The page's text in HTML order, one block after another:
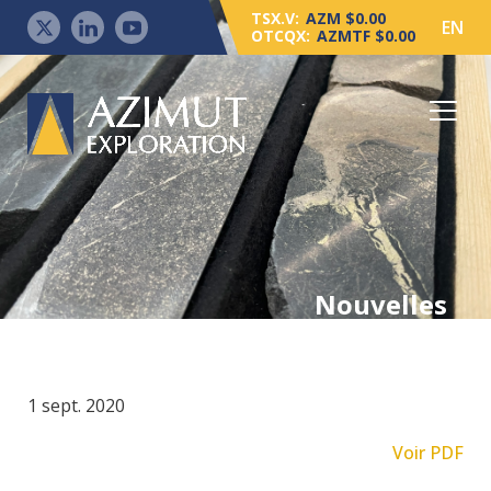
TSX.V: AZM $0.00
OTCQX: AZMTF $0.00 EN
Nouvelles
1 sept. 2020
Voir PDF